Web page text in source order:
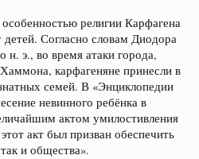
религии Карфагена
Согласно словам Диодора
н. э., во время атаки города,
карфагеняне принесли в
семей. В «Энциклопедии
невинного ребёнка в
актом умилостивления
акт был призван обеспечить
и общества».